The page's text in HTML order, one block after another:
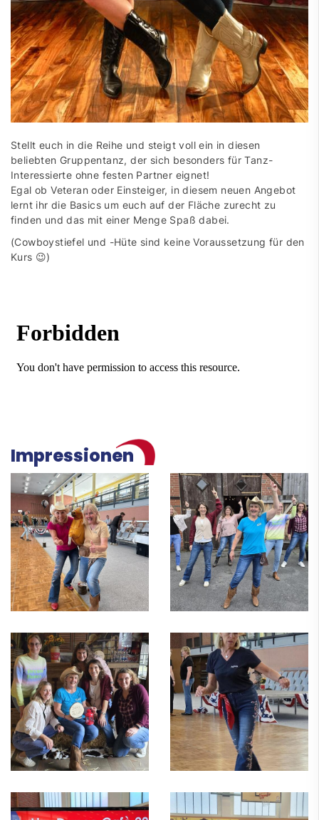
Stellt euch in die Reihe und steigt voll ein in diesen
beliebten Gruppentanz, der sich besonders für Tanz-
Interessierte ohne festen Partner eignet!
Egal ob Veteran oder Einsteiger, in diesem neuen Angebot
lernt ihr die Basics um euch auf der Fläche zurecht zu
finden und das mit einer Menge Spaß dabei.
(Cowboystiefel und -Hüte sind keine Voraussetzung für den
Kurs 😉)
Impressionen